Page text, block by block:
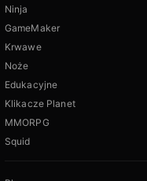
Ninja
GameMaker
Krwawe
Noże
Edukacyjne
Klikacze Planet
MMORPG
Squid